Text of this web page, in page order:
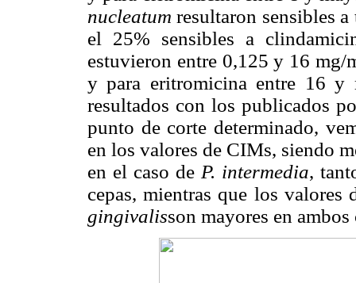
nucleatum resultaron sensibles
el 25% sensibles a
estuvieron entre 0,125 y 16
y para eritromicina entre 16 y
resultados con los publicados
punto de corte determinado,
en los valores de CIMs, siendo
en el caso de P. intermedia,
cepas, mientras que los
gingivalisson mayores en ambos